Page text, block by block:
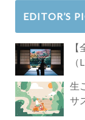
EDITOR’S
生
サ